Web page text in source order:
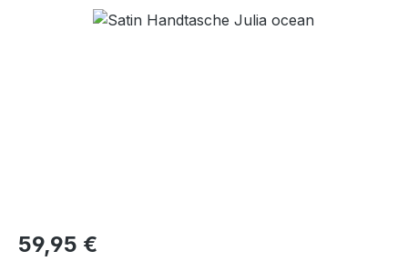
Bildergalerie überspringen
Regulärer Preis:
59,95 €